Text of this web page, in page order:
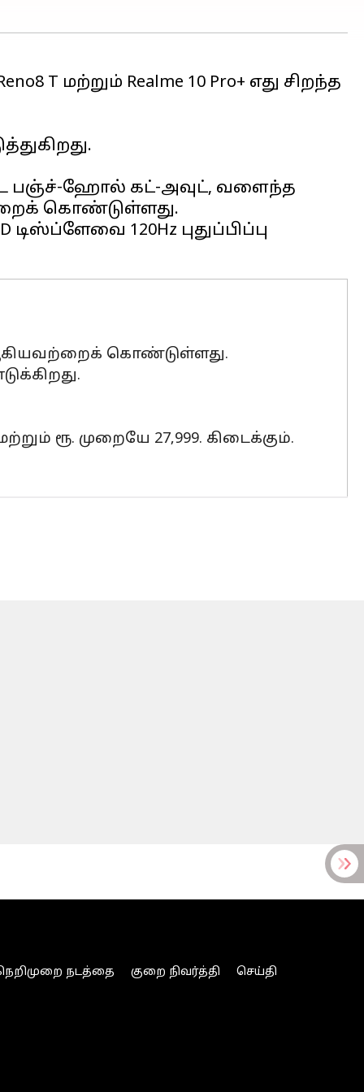
T மற்றும் Realme 10 Pro+ எது சிறந்த
பஞ்ச்-ஹோல் கட்-அவுட், வளைந்த
கொண்டுள்ளது.
120Hz புதுப்பிப்பு
ஆகியவற்றைக் கொண்டுள்ளது.
மற்றும் ரூ. முறையே 27,999. கிடைக்கும்.
நடத்தை குறை நிவர்த்தி செய்தி